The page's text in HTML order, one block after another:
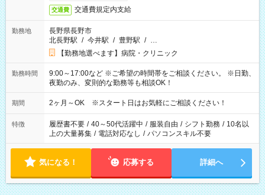
交通費 交通費規定内支給
勤務地
長野県長野市
北長野駅 / 今井駅 / 豊野駅 / …
【勤務地選べます】病院・クリニック
勤務時間
9:00～17:00など ※ご希望の時間帯をご相談ください。 ※日勤、
夜勤のみ、変則的な勤務等も相談OK！
期間 2ヶ月～OK ※スタート日はお気軽にご相談ください！
特徴 履歴書不要 / 40～50代活躍中 / 服装自由 / シフト勤務 / 10名以
上の大量募集 / 電話対応なし / パソコンスキル不要
気になる！ 応募する 詳細へ